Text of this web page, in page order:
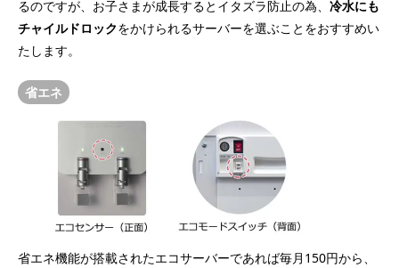
るのですが、お子さまが成長するとイタズラ防止の為、 冷水にも
チャイルドロックをかけられるサーバーを選ぶことをおすすめい
たします。
省エネ
省エネ機能が搭載されたエコサーバーであれば毎月150円から、